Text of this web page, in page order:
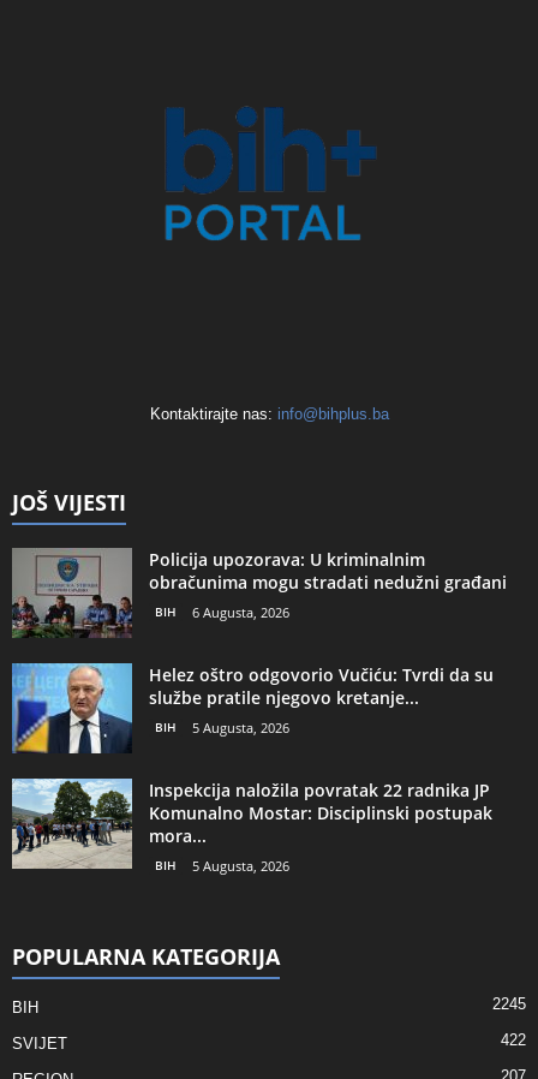
Kontaktirajte nas: info@bihplus.ba
JOŠ VIJESTI
Policija upozorava: U kriminalnim
obračunima mogu stradati nedužni građani
BIH 6 Augusta, 2026
Helez oštro odgovorio Vučiću: Tvrdi da su
službe pratile njegovo kretanje...
BIH 5 Augusta, 2026
Inspekcija naložila povratak 22 radnika JP
Komunalno Mostar: Disciplinski postupak
mora...
BIH 5 Augusta, 2026
POPULARNA KATEGORIJA
BIH 2245
SVIJET 422